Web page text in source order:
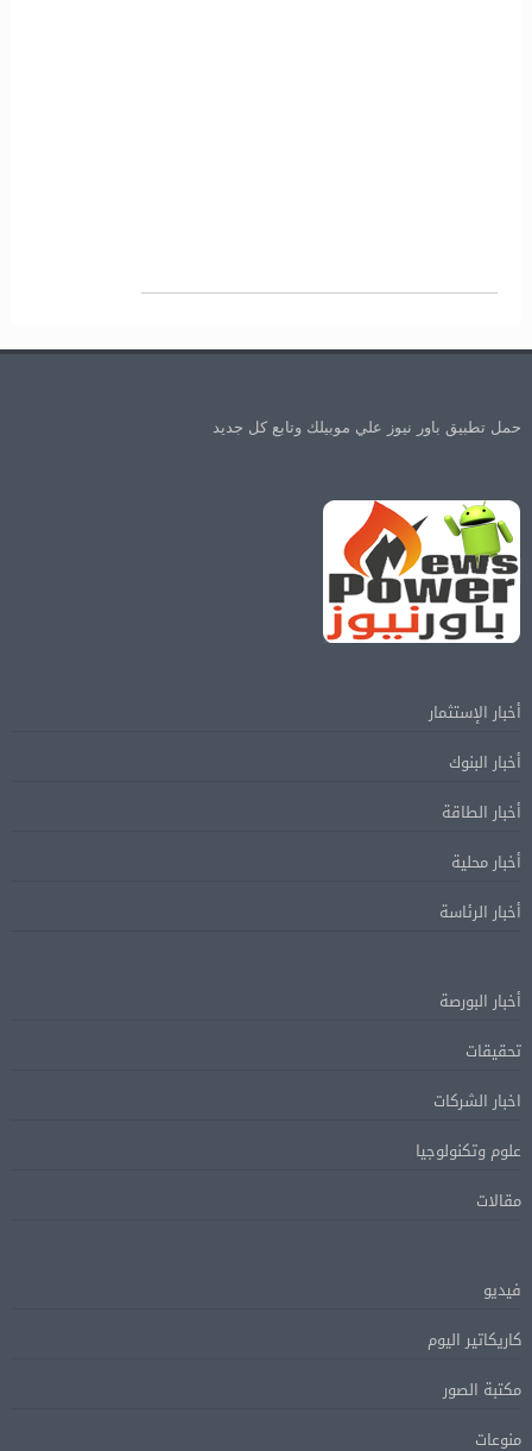
حمل تطبيق باور نيوز علي موبيلك وتابع كل جديد
أخبار الإستثمار
أخبار البنوك
أخبار الطاقة
أخبار محلية
أخبار الرئاسة
أخبار البورصة
تحقيقات
اخبار الشركات
علوم وتكنولوجيا
مقالات
فيديو
كاريكاتير اليوم
مكتبة الصور
منوعات